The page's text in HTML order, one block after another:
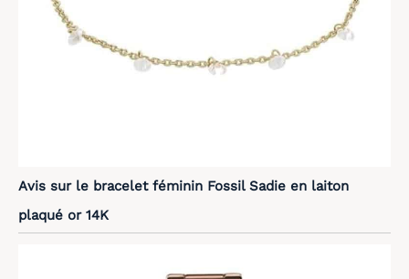
Avis sur le bracelet féminin Fossil Sadie en laiton
plaqué or 14K